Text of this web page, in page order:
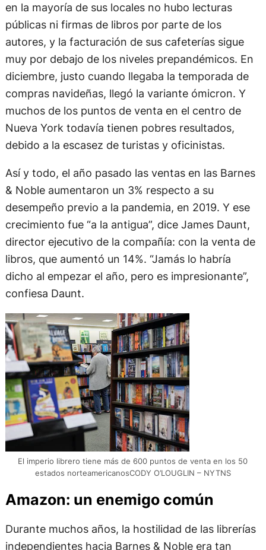
en la mayoría de sus locales no hubo lecturas
públicas ni firmas de libros por parte de los
autores, y la facturación de sus cafeterías sigue
muy por debajo de los niveles prepandémicos. En
diciembre, justo cuando llegaba la temporada de
compras navideñas, llegó la variante ómicron. Y
muchos de los puntos de venta en el centro de
Nueva York todavía tienen pobres resultados,
debido a la escasez de turistas y oficinistas.
Así y todo, el año pasado las ventas en las Barnes
& Noble aumentaron un 3% respecto a su
desempeño previo a la pandemia, en 2019. Y ese
crecimiento fue “a la antigua”, dice James Daunt,
director ejecutivo de la compañía: con la venta de
libros, que aumentó un 14%. “Jamás lo habría
dicho al empezar el año, pero es impresionante”,
confiesa Daunt.
El imperio librero tiene más de 600 puntos de venta en los 50
estados norteamericanosCODY O’LOUGLIN – NYTNS
Amazon: un enemigo común
Durante muchos años, la hostilidad de las librerías
independientes hacia Barnes & Noble era tan